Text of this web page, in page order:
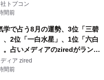
トプコン
間前
学で占う8月の運勢、3位「三碧
、2位「一白水星」、1位「六白
。占いメディアのziredがランキ
発表
ィア zired
間前